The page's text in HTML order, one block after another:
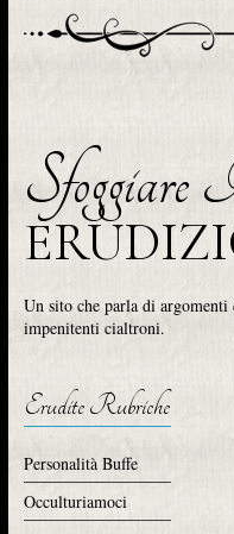
Sfoggiare
Un sito che parla di
impenitenti cialtroni.
Erudite Rubriche
Personalità Buffe
Occulturiamoci